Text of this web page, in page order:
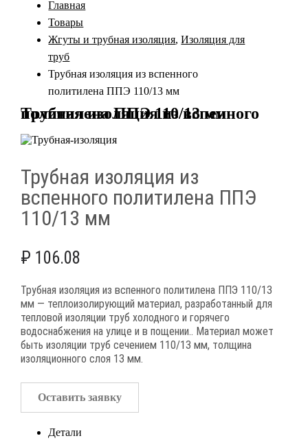
Главная
Товары
Жгуты и трубная изоляция,Изоляция для
труб
Трубная изоляция из вспенного
политилена ППЭ 110/13 мм
Трубная изоляция из вспенного политилена ППЭ 110/13 мм
Трубная изоляция из
вспенного политилена ППЭ
110/13 мм
₽ 106.08
Трубная изоляция из вспенного политилена ППЭ 110/13
мм — теплоизолирующий материал, разработанный для
тепловой изоляции труб холодного и горячего
водоснабжения на улице и в пощении.. Материал может
быть изоляции труб сечением 110/13 мм, толщина
изоляционного слоя 13 мм.
Оставить заявку
Детали